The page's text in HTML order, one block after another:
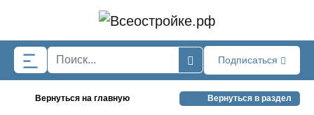
Подписаться
Вернуться на главную Вернуться в раздел